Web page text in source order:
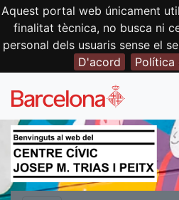
Aquest portal web únicament
finalitat tècnica, no busca ni
personal dels usuaris sense el
D'acord
Política